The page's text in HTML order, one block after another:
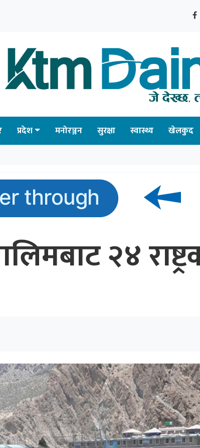
प्रदेश मनोरञ्जन सुरक्षा स्वास्थ्य खेलकुद
२४